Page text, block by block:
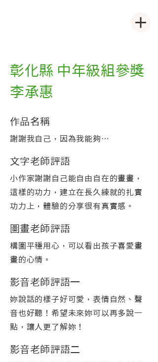
彰化縣 中年級組參獎
李承惠
作品名稱
謝謝我自己，因為我能夠…
文字老師評語
小作家謝謝自己能自由自在的畫畫，
這樣的功力，建立在長久練就的扎實
功力上，體驗的分享很有真實感。
圖畫老師評語
構圖平穩用心，可以看出孩子喜愛畫
畫的心情。
影音老師評語一
妳說話的樣子好可愛，表情自然、聲
音也好聽！希望未來妳可以再多說一
點，讓人更了解妳！
影音老師評語二